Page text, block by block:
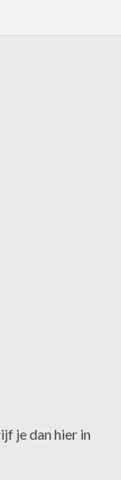
je dan hier in